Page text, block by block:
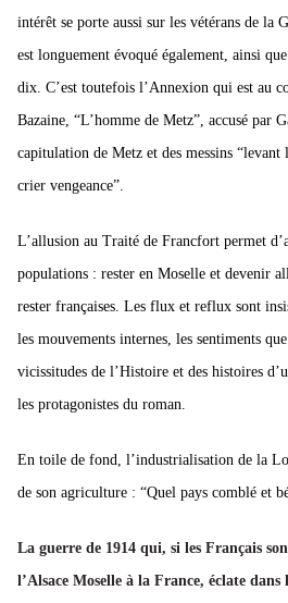
intérêt se porte aussi sur les vétérans de la
est longuement évoqué également, ainsi
dix. C’est toutefois l’Annexion qui est au
Bazaine, “L’homme de Metz”, accusé par
capitulation de Metz et des messins “levant
crier vengeance”.
L’allusion au Traité de Francfort permet
populations : rester en Moselle et devenir
rester françaises. Les flux et reflux sont
les mouvements internes, les sentiments
vicissitudes de l’Histoire et des histoires
les protagonistes du roman.
En toile de fond, l’industrialisation de la
de son agriculture : “Quel pays comblé et
La guerre de 1914 qui, si les Français
l’Alsace Moselle à la France, éclate